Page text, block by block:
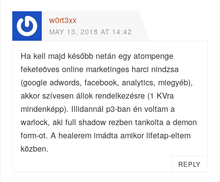
w0rt3xx
MAY 13, 2018 AT 14:42
Ha kell majd később netán egy atompenge
feketeöves online marketinges harci nindzsa
(google adwords, facebook, analytics, miegyéb),
akkor szívesen állok rendelkezésre (1 KVra
mindenképp). Illidannál p3-ban én voltam a
warlock, aki full shadow rezben tankolta a demon
form-ot. A healerem imádta amikor lifetap-eltem
közben.
REPLY